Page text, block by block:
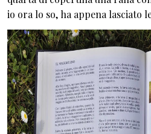
io ora lo so, ha appena lasciato